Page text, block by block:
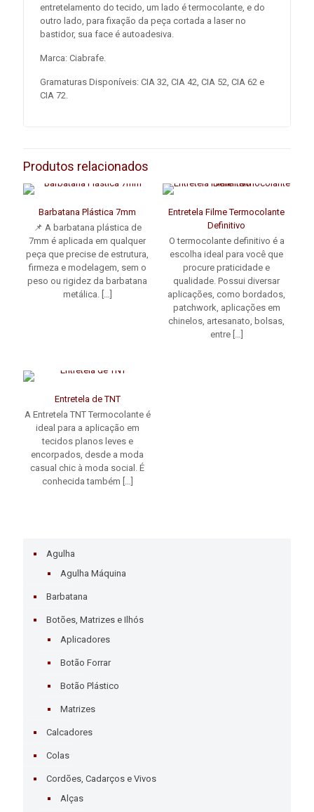
entretelamento do tecido, um lado é termocolante, e do
outro lado, para fixação da peça cortada a laser no
bastidor, sua face é autoadesiva.
Marca: Ciabrafe.
Gramaturas Disponíveis: CIA 32, CIA 42, CIA 52, CIA 62 e
CIA 72.
Produtos relacionados
Barbatana Plástica 7mm
📌 A barbatana plástica de
7mm é aplicada em qualquer
peça que precise de estrutura,
firmeza e modelagem, sem o
peso ou rigidez da barbatana
metálica. […]
Entretela Filme Termocolante
Definitivo
O termocolante definitivo é a
escolha ideal para você que
procure praticidade e
qualidade. Possui diversar
aplicações, como bordados,
patchwork, aplicações em
chinelos, artesanato, bolsas,
entre[…]
Entretela de TNT
A Entretela TNT Termocolante é
ideal para a aplicação em
tecidos planos leves e
encorpados, desde a moda
casual chic à moda social. É
conhecida também […]
Agulha
Agulha Máquina
Barbatana
Botões, Matrizes e Ilhós
Aplicadores
Botão Forrar
Botão Plástico
Matrizes
Calcadores
Colas
Cordões, Cadarços e Vivos
Alças